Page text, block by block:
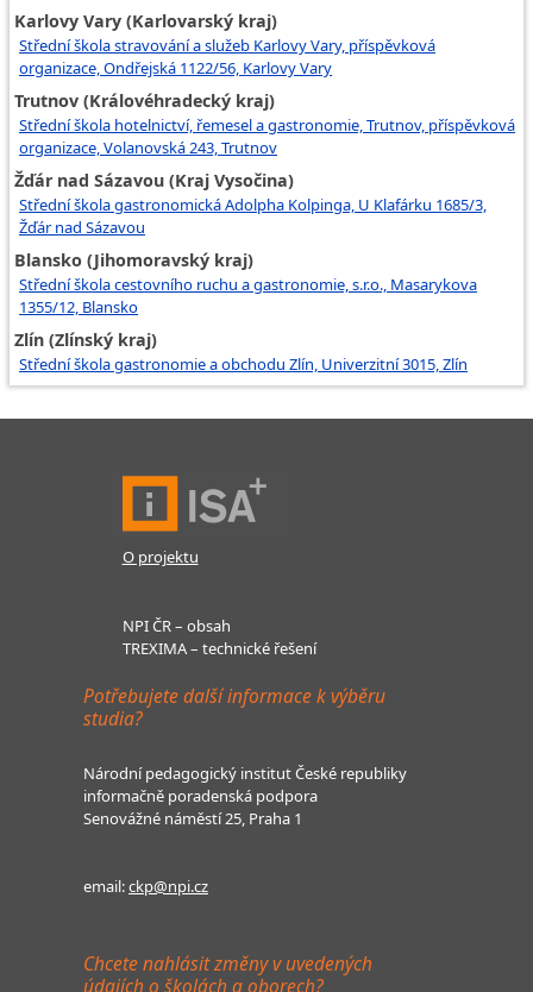
Karlovy Vary (Karlovarský kraj)
Střední škola stravování a služeb Karlovy Vary, příspěvková
organizace, Ondřejská 1122/56, Karlovy Vary
Trutnov (Královéhradecký kraj)
Střední škola hotelnictví, řemesel a gastronomie, Trutnov, příspěvková
organizace, Volanovská 243, Trutnov
Žďár nad Sázavou (Kraj Vysočina)
Střední škola gastronomická Adolpha Kolpinga, U Klafárku 1685/3,
Žďár nad Sázavou
Blansko (Jihomoravský kraj)
Střední škola cestovního ruchu a gastronomie, s.r.o., Masarykova
1355/12, Blansko
Zlín (Zlínský kraj)
Střední škola gastronomie a obchodu Zlín, Univerzitní 3015, Zlín
O projektu
NPI ČR – obsah
TREXIMA – technické řešení
Potřebujete další informace k výběru
studia?
Národní pedagogický institut České republiky
informačně poradenská podpora
Senovážné náměstí 25, Praha 1
email:ckp@npi.cz
Chcete nahlásit změny v uvedených
údajích o školách a oborech?